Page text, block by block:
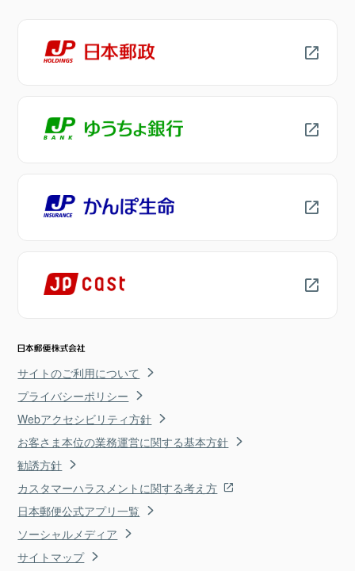
サイトのご利用について
プライバシーポリシー
Webアクセシビリティ方針
お客さま本位の業務運営に関する基本方針
勧誘方針
カスタマーハラスメントに関する考え方
日本郵便公式アプリ一覧
ソーシャルメディア
サイトマップ